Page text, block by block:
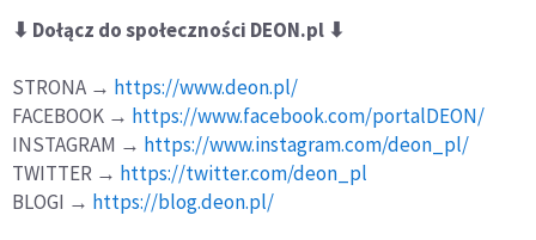
⬇ Dołącz do społeczności DEON.pl ⬇
STRONA → https://www.deon.pl/
FACEBOOK → https://www.facebook.com/portalDEON/
INSTAGRAM → https://www.instagram.com/deon_pl/
TWITTER → https://twitter.com/deon_pl
BLOGI → https://blog.deon.pl/